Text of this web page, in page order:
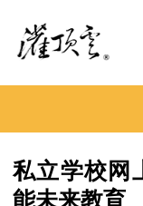
私立学校网
能未来教育